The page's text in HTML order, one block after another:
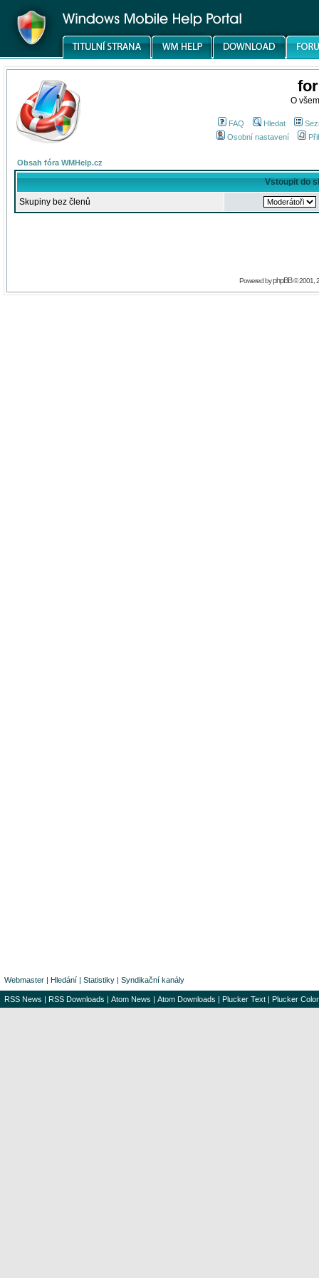
O
FAQ Hledat
Osobní nastavení
Obsah fóra WMHelp.cz
Vstoupit do
Skupiny bez členů
Powered byphpBB© 2001,
Webmaster | Hledání | Statistiky | Syndikační kanály
RSS News | RSS Downloads | Atom News | Atom Downloads | Plucker Text | Plucker Color